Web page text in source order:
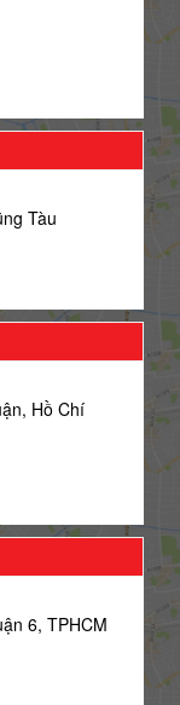
Tàu
Hồ Chí
6, TPHCM